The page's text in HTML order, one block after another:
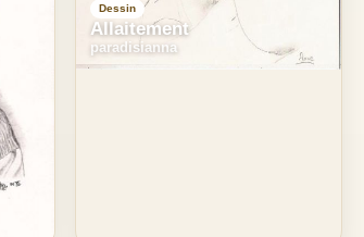
Dessin
Allaitement
paradisianna